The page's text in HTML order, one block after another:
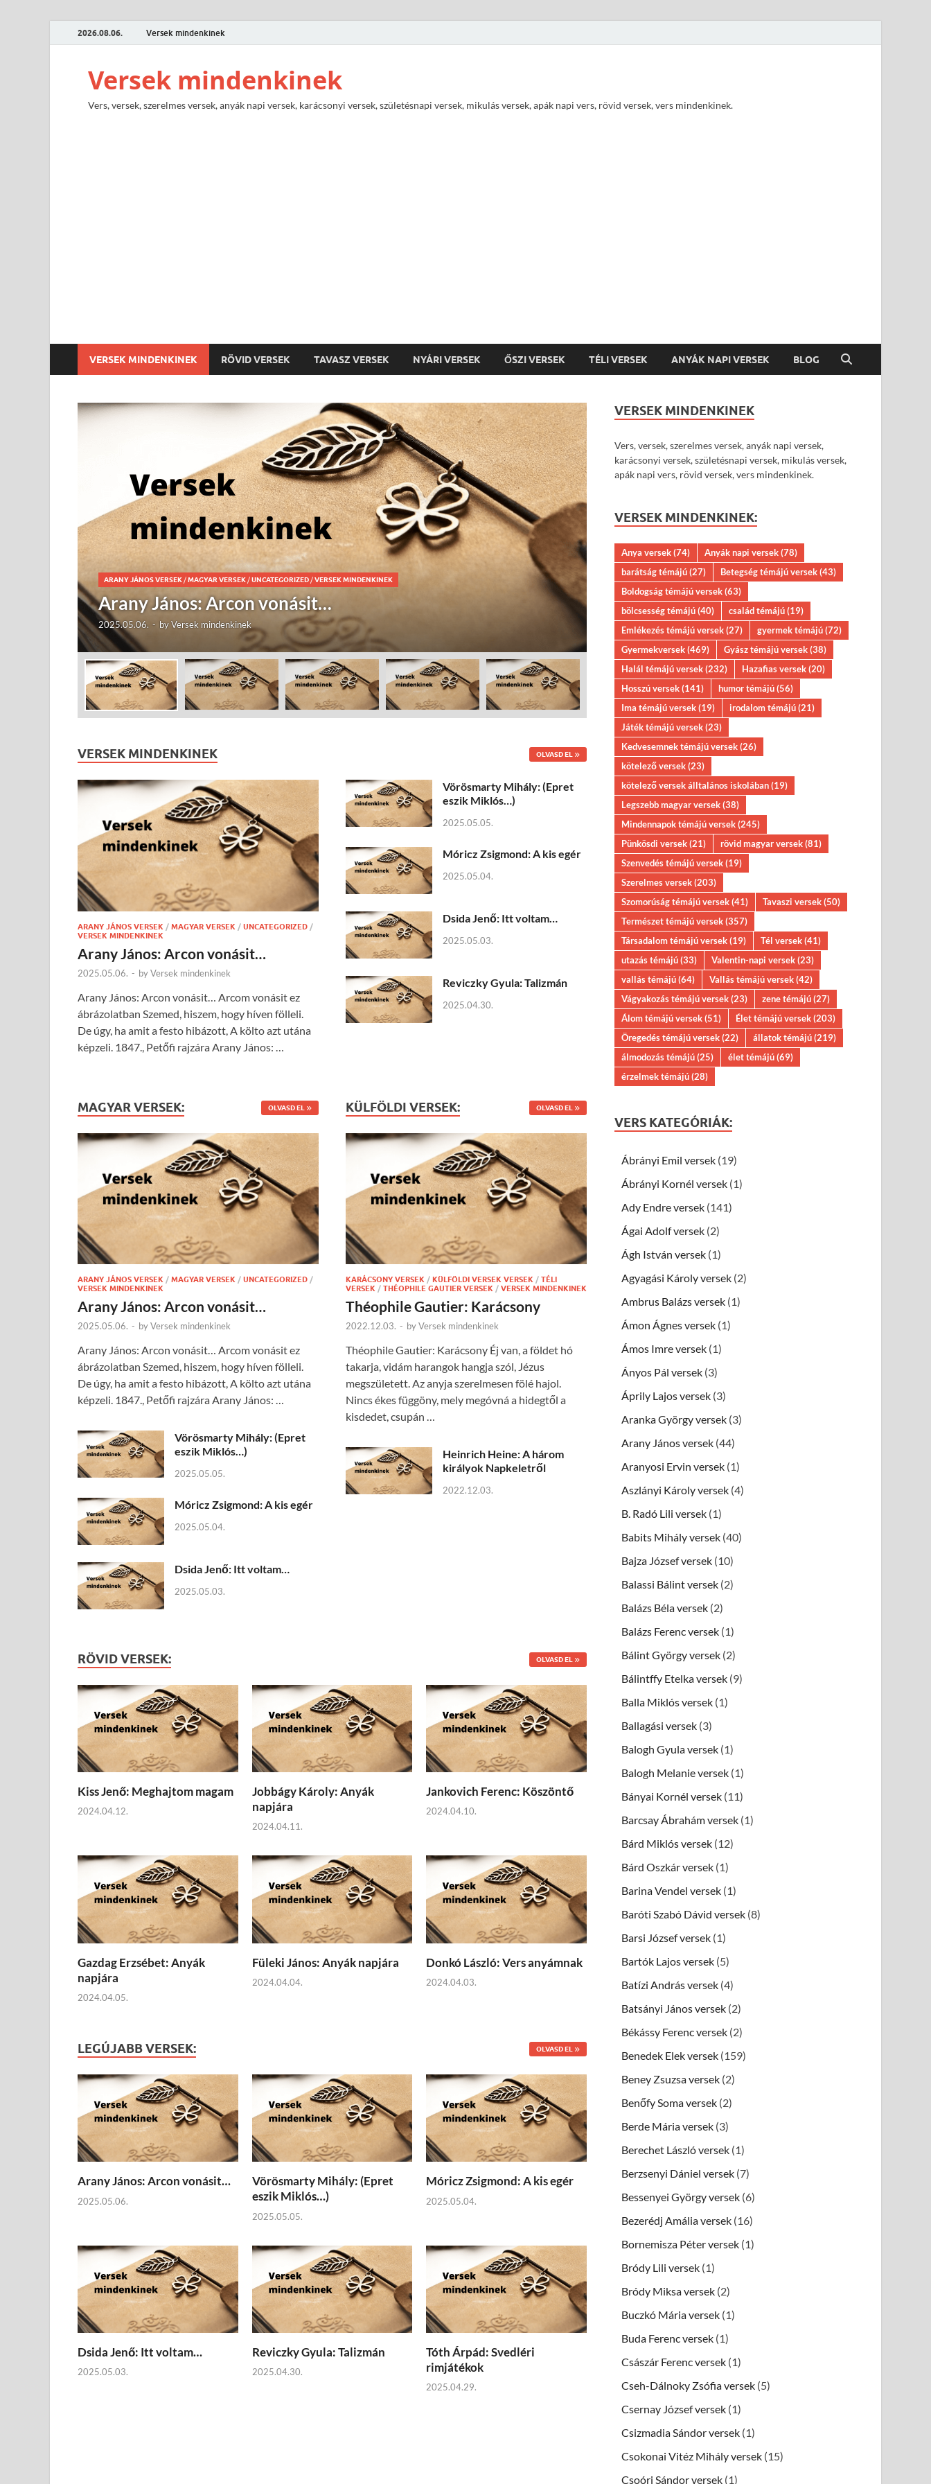
2026.08.06. Versek mindenkinek
Versek mindenkinek
Vers, versek, szerelmes versek, anyák napi versek, karácsonyi versek, születésnapi versek, mikulás versek, apák napi vers, rövid versek, vers mindenkinek.
VERSEK MINDENKINEK RÖVID VERSEK TAVASZ VERSEK NYÁRI VERSEK ŐSZI VERSEK TÉLI VERSEK ANYÁK NAPI VERSEK BLOG
MAGYAR VERSEK/UNCATEGORIZED/VERSEK MINDENKINEK/VÖRÖSMARTY MIHÁLY VERSEK
Vörösmarty Mihály: (Epret eszik Miklós…)
2025.05.05.-byVersek mindenkinek
MAGYAR VERSEK / MÓRICZ ZSIGMOND VERSEK UNCATEGORIZED
Móricz Zsigmond: A kis egér
2025.05.04.-byVersek mindenkinek
VERSEK MINDENKINEK OLVASD EL
ARANY JÁNOS VERSEK / MAGYAR VERSEK / UNCATEGORIZED /
VERSEK MINDENKINEK
Arany János: Arcon vonásit…
2025.05.06. - byVersek mindenkinek
Arany János: Arcon vonásit… Arcom vonásit ez
ábrázolatban Szemed, hiszem, hogy híven fölleli.
De úgy, ha amit a festo hibázott, A költo azt utána
képzeli. 1847., Petőfi rajzára Arany János: …
Vörösmarty Mihály: (Epret
eszik Miklós…)
2025.05.05.
Móricz Zsigmond: A kis egér
2025.05.04.
Dsida Jenő: Itt voltam…
2025.05.03.
Reviczky Gyula: Talizmán
2025.04.30.
MAGYAR VERSEK: OLVASD EL
ARANY JÁNOS VERSEK / MAGYAR VERSEK / UNCATEGORIZED /
VERSEK MINDENKINEK
Arany János: Arcon vonásit…
2025.05.06. - byVersek mindenkinek
Arany János: Arcon vonásit… Arcom vonásit ez
ábrázolatban Szemed, hiszem, hogy híven fölleli.
De úgy, ha amit a festo hibázott, A költo azt utána
képzeli. 1847., Petőfi rajzára Arany János: …
Vörösmarty Mihály: (Epret
eszik Miklós…)
2025.05.05.
Móricz Zsigmond: A kis egér
2025.05.04.
Dsida Jenő: Itt voltam…
2025.05.03.
KÜLFÖLDI VERSEK: OLVASD EL
KARÁCSONY VERSEK / KÜLFÖLDI VERSEK VERSEK / TÉLI
VERSEK / THÉOPHILE GAUTIER VERSEK / VERSEK MINDENKINEK
Théophile Gautier: Karácsony
2022.12.03. - byVersek mindenkinek
Théophile Gautier: Karácsony Éj van, a földet hó
takarja, vidám harangok hangja szól, Jézus
megszületett. Az anyja szerelmesen fölé hajol.
Nincs ékes függöny, mely megóvná a hidegtől a
kisdedet, csupán …
Heinrich Heine: A három
királyok Napkeletről
2022.12.03.
RÖVID VERSEK: OLVASD EL
Kiss Jenő: Meghajtom magam
2024.04.12.
Jobbágy Károly: Anyák
napjára
2024.04.11.
Jankovich Ferenc: Köszöntő
2024.04.10.
Gazdag Erzsébet: Anyák
napjára
2024.04.05.
Füleki János: Anyák napjára
2024.04.04.
Donkó László: Vers anyámnak
2024.04.03.
LEGÚJABB VERSEK: OLVASD EL
Arany János: Arcon vonásit…
2025.05.06.
Vörösmarty Mihály: (Epret
eszik Miklós…)
2025.05.05.
Móricz Zsigmond: A kis egér
2025.05.04.
Dsida Jenő: Itt voltam…
2025.05.03.
Reviczky Gyula: Talizmán
2025.04.30.
Tóth Árpád: Svedléri
rimjátékok
2025.04.29.
VERSEK MINDENKINEK
Vers, versek, szerelmes versek, anyák napi versek,
karácsonyi versek, születésnapi versek, mikulás versek,
apák napi vers, rövid versek, vers mindenkinek.
VERSEK MINDENKINEK:
Anya versek(74) Anyák napi versek(78)
barátság témájú(27) Betegség témájú versek(43)
Boldogság témájú versek(63)
bölcsesség témájú(40) család témájú(19)
Emlékezés témájú versek(27) gyermek témájú(72)
Gyermekversek(469) Gyász témájú versek(38)
Halál témájú versek(232) Hazafias versek(20)
Hosszú versek(141) humor témájú(56)
Ima témájú versek(19) irodalom témájú(21)
Játék témájú versek(23)
Kedvesemnek témájú versek(26)
kötelező versek(23)
kötelező versek álltalános iskolában(19)
Legszebb magyar versek(38)
Mindennapok témájú versek(245)
Pünkösdi versek(21) rövid magyar versek(81)
Szenvedés témájú versek(19)
Szerelmes versek(203)
Szomorúság témájú versek(41) Tavaszi versek(50)
Természet témájú versek(357)
Társadalom témájú versek(19) Tél versek(41)
utazás témájú(33) Valentin-napi versek(23)
vallás témájú(64) Vallás témájú versek(42)
Vágyakozás témájú versek(23) zene témájú(27)
Álom témájú versek(51) Élet témájú versek(203)
Öregedés témájú versek(22) állatok témájú(219)
álmodozás témájú(25) élet témájú(69)
érzelmek témájú(28)
VERS KATEGÓRIÁK:
Ábrányi Emil versek (19)
Ábrányi Kornél versek (1)
Ady Endre versek (141)
Ágai Adolf versek (2)
Ágh István versek (1)
Agyagási Károly versek (2)
Ambrus Balázs versek (1)
Ámon Ágnes versek (1)
Ámos Imre versek (1)
Ányos Pál versek (3)
Áprily Lajos versek (3)
Aranka György versek (3)
Arany János versek (44)
Aranyosi Ervin versek (1)
Aszlányi Károly versek (4)
B. Radó Lili versek (1)
Babits Mihály versek (40)
Bajza József versek (10)
Balassi Bálint versek (2)
Balázs Béla versek (2)
Balázs Ferenc versek (1)
Bálint György versek (2)
Bálintffy Etelka versek (9)
Balla Miklós versek (1)
Ballagási versek (3)
Balogh Gyula versek (1)
Balogh Melanie versek (1)
Bányai Kornél versek (11)
Barcsay Ábrahám versek (1)
Bárd Miklós versek (12)
Bárd Oszkár versek (1)
Barina Vendel versek (1)
Baróti Szabó Dávid versek (8)
Barsi József versek (1)
Bartók Lajos versek (5)
Batízi András versek (4)
Batsányi János versek (2)
Békássy Ferenc versek (2)
Benedek Elek versek (159)
Beney Zsuzsa versek (2)
Benőfy Soma versek (2)
Berde Mária versek (3)
Berechet László versek (1)
Berzsenyi Dániel versek (7)
Bessenyei György versek (6)
Bezerédj Amália versek (16)
Bornemisza Péter versek (1)
Bródy Lili versek (1)
Bródy Miksa versek (2)
Buczkó Mária versek (1)
Buda Ferenc versek (1)
Császár Ferenc versek (1)
Cseh-Dálnoky Zsófia versek (5)
Csernay József versek (1)
Csizmadia Sándor versek (1)
Csokonai Vitéz Mihály versek (15)
Csoóri Sándor versek (1)